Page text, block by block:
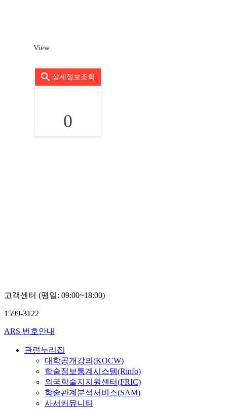
View
상세정보조회
0
고객센터 (평일: 09:00~18:00)
1599-3122
ARS 번호안내
관련누리집
대학공개강의(KOCW)
학술정보통계시스템(Rinfo)
외국학술지지원센터(FRIC)
학술관계분석서비스(SAM)
사서커뮤니티